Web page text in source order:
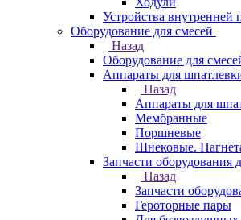
Устройства внутренней
Оборудование для смесей
Назад
Оборудование для
Аппараты для
Назад
Аппараты для
Мембранные
Поршневые
Шнековые.
Запчасти оборудования
Назад
Запчасти
Героторные пары